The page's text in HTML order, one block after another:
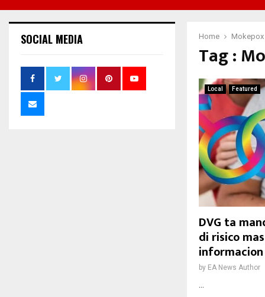
Home Mokepox
Tag :
Local Featured
DVG ta
di risico
by EA News Author
SOCIAL MEDIA